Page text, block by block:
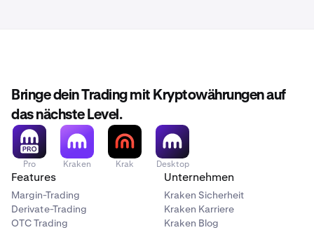
Bringe dein Trading mit Kryptowährungen auf
das nächste Level.
Pro Kraken Krak Desktop
Features
Margin-Trading
Derivate-Trading
OTC Trading
Unternehmen
Kraken Sicherheit
Kraken Karriere
Kraken Blog